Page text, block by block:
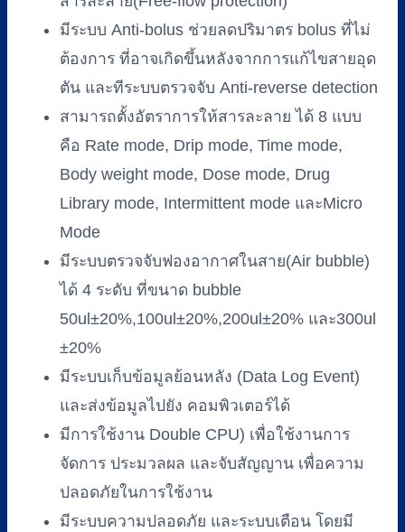
มีระบบ Anti-bolus ช่วยลดปริมาตร bolus ที่ไม่
ต้องการ ที่อาจเกิดขึ้นหลังจากการแก้ไขสายอุด
ตัน และทีระบบตรวจจับ Anti-reverse detection
สามารถตั้งอัตราการให้สารละลาย ได้ 8 แบบ
คือ Rate mode, Drip mode, Time mode,
Body weight mode, Dose mode, Drug
Library mode, Intermittent mode และMicro
Mode
มีระบบตรวจจับฟองอากาศในสาย(Air bubble)
ได้ 4 ระดับ ที่ขนาด bubble
50ul±20%,100ul±20%,200ul±20% และ300ul
±20%
มีระบบเก็บข้อมูลย้อนหลัง (Data Log Event)
และส่งข้อมูลไปยัง คอมพิวเตอร์ได้
มีการใช้งาน Double CPU) เพื่อใช้งานการ
จัดการ ประมวลผล และจับสัญญาน เพื่อความ
ปลอดภัยในการใช้งาน
มีระบบความปลอดภัย และระบบเตือน โดยมี